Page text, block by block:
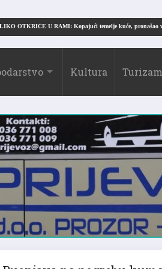
VELIKO OTKRIĆE U RAMI: Kopajući temelje kuće,
Kultura Turizam